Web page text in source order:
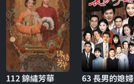
112 錦繡芳華 63 長男的媳婦